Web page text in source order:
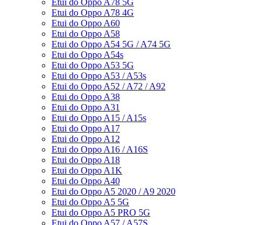
Etui do Oppo A78 5G
Etui do Oppo A78 4G
Etui do Oppo A60
Etui do Oppo A58
Etui do Oppo A54 5G / A74 5G
Etui do Oppo A54s
Etui do Oppo A53 5G
Etui do Oppo A53 / A53s
Etui do Oppo A52 / A72 / A92
Etui do Oppo A38
Etui do Oppo A31
Etui do Oppo A15 / A15s
Etui do Oppo A17
Etui do Oppo A12
Etui do Oppo A16 / A16S
Etui do Oppo A18
Etui do Oppo A1K
Etui do Oppo A40
Etui do Oppo A5 2020 / A9 2020
Etui do Oppo A5 5G
Etui do Oppo A5 PRO 5G
Etui do Oppo A57 / A57S